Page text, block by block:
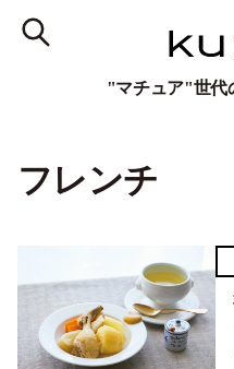
"マチュア"世代
フレンチ